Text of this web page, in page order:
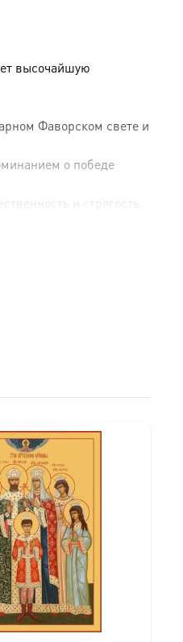
высочайшую
Фаворском свете и
о победе
и строгость.